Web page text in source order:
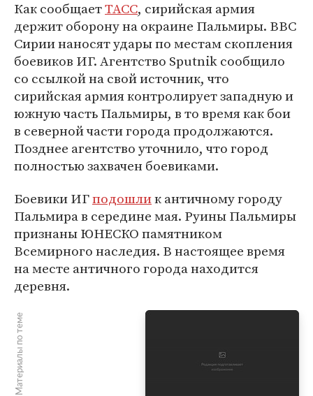
Как сообщаетТАСС, сирийская армия
держит оборону на окраине Пальмиры. ВВС
Сирии наносят удары по местам скопления
боевиков ИГ. Агентство Sputnik сообщило
со ссылкой на свой источник, что
сирийская армия контролирует западную и
южную часть Пальмиры, в то время как бои
в северной части города продолжаются.
Позднее агентство уточнило, что город
полностью захвачен боевиками.
Боевики ИГподошлик античному городу
Пальмира в середине мая. Руины Пальмиры
признаны ЮНЕСКО памятником
Всемирного наследия. В настоящее время
на месте античного города находится
деревня.
Материалы по теме